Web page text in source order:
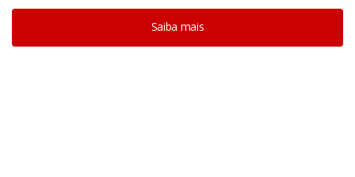
Saiba mais